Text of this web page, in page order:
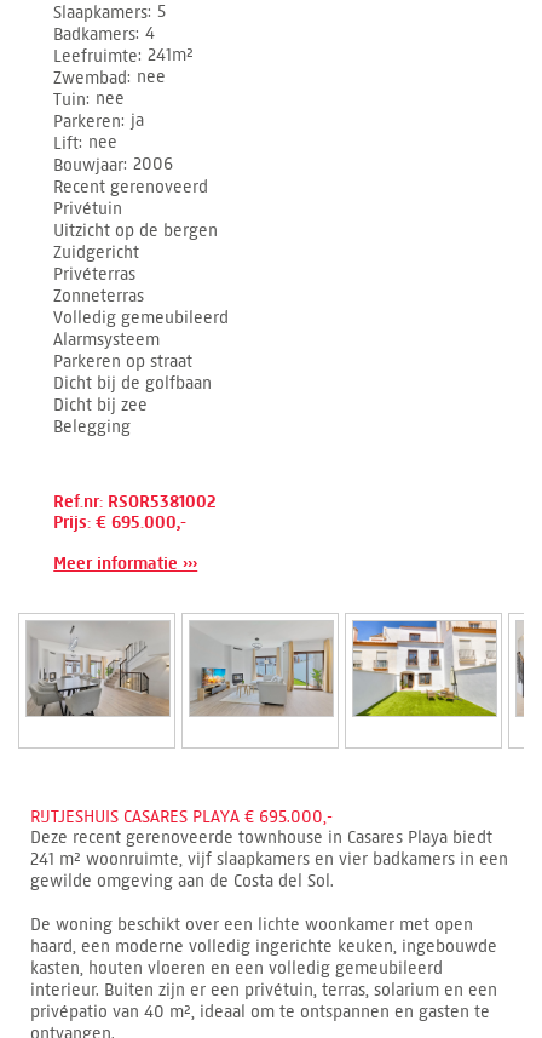
Slaapkamers 5
Badkamers 4
Leefruimte 241m²
Zwembad nee
Tuin nee
Parkeren ja
Lift nee
Bouwjaar 2006
Recent gerenoveerd
Privétuin
Uitzicht op de bergen
Zuidgericht
Privéterras
Zonneterras
Volledig gemeubileerd
Alarmsysteem
Parkeren op straat
Dicht bij de golfbaan
Dicht bij zee
Belegging
Ref.nr: RSOR5381002
Prijs: € 695.000,-
Meer informatie ›››
RIJTJESHUIS CASARES PLAYA € 695.000,-
Deze recent gerenoveerde townhouse in Casares Playa biedt
241 m² woonruimte, vijf slaapkamers en vier badkamers in een
gewilde omgeving aan de Costa del Sol.
De woning beschikt over een lichte woonkamer met open
haard, een moderne volledig ingerichte keuken, ingebouwde
kasten, houten vloeren en een volledig gemeubileerd
interieur. Buiten zijn er een privétuin, terras, solarium en een
privépatio van 40 m², ideaal om te ontspannen en gasten te
ontvangen.